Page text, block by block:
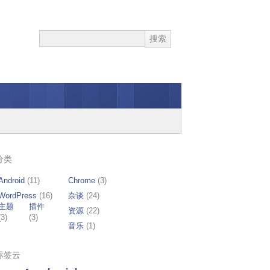
类
(11) Chrome (3)
(16)
题
插件
(3)
杂谈 (24)
资源 (22)
音乐 (1)
签云